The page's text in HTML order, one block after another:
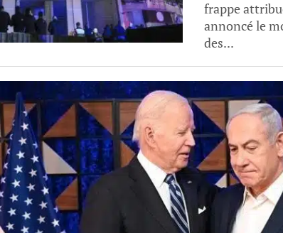
frappe
annoncé le
des...